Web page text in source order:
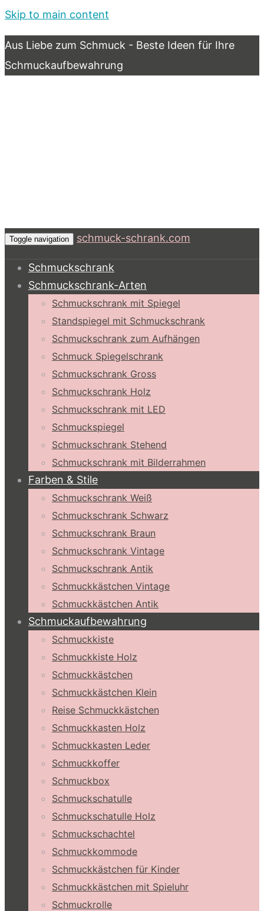
Skip to main content
Aus Liebe zum Schmuck - Beste Ideen für Ihre
Schmuckaufbewahrung
Toggle navigation schmuck-schrank.com
Schmuckschrank
Schmuckschrank-Arten
Schmuckschrank mit Spiegel
Standspiegel mit Schmuckschrank
Schmuckschrank zum Aufhängen
Schmuck Spiegelschrank
Schmuckschrank Gross
Schmuckschrank Holz
Schmuckschrank mit LED
Schmuckspiegel
Schmuckschrank Stehend
Schmuckschrank mit Bilderrahmen
Farben & Stile
Schmuckschrank Weiß
Schmuckschrank Schwarz
Schmuckschrank Braun
Schmuckschrank Vintage
Schmuckschrank Antik
Schmuckkästchen Vintage
Schmuckkästchen Antik
Schmuckaufbewahrung
Schmuckkiste
Schmuckkiste Holz
Schmuckkästchen
Schmuckkästchen Klein
Reise Schmuckkästchen
Schmuckkasten Holz
Schmuckkasten Leder
Schmuckkoffer
Schmuckbox
Schmuckschatulle
Schmuckschatulle Holz
Schmuckschachtel
Schmuckkommode
Schmuckkästchen für Kinder
Schmuckkästchen mit Spieluhr
Schmuckrolle